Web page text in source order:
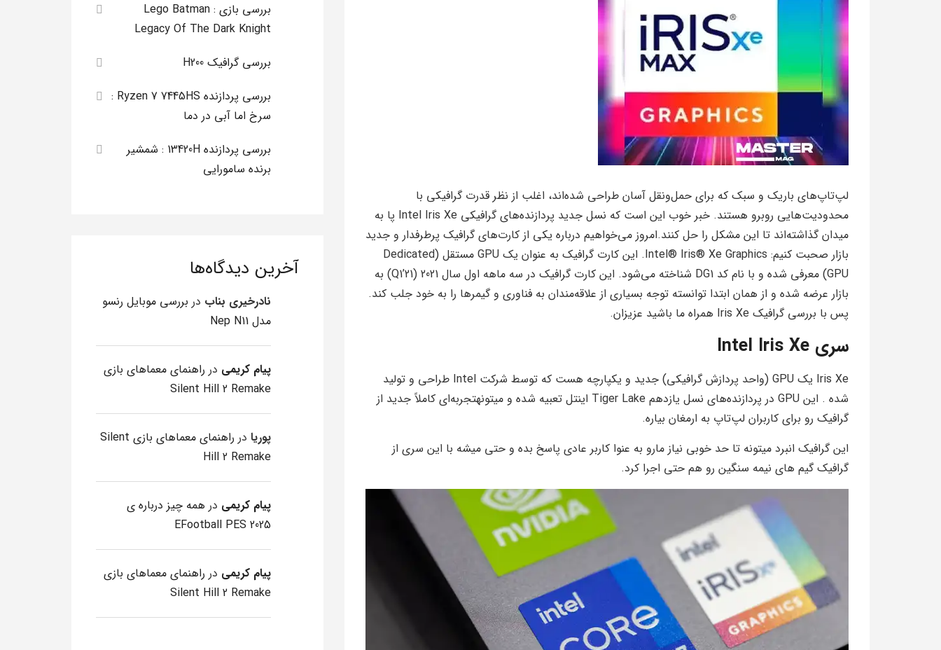
لپ‌تاپ‌های باریک و سبک که برای حمل‌ونقل آسان طراحی شده‌اند، اغلب از نظر قدرت گرافیکی با
محدودیت‌هایی روبرو هستند. خبر خوب این است که نسل جدید پردازنده‌های گرافیکی Intel Iris Xe پا به
میدان گذاشته‌اند تا این مشکل را حل کنند.امروز می‌خواهیم درباره یکی از کارت‌های گرافیک پرطرفدار و جدید
بازار صحبت کنیم: Intel® Iris® Xe Graphics. این کارت گرافیک به عنوان یک GPU مستقل (Dedicated
GPU) معرفی شده و با نام کد DG1 شناخته می‌شود. این کارت گرافیک در سه ماهه اول سال 2021 (Q1’21) به
بازار عرضه شده و از همان ابتدا توانسته توجه بسیاری از علاقه‌مندان به فناوری و گیمرها را به خود جلب کند.
پس با بررسی گرافیک Iris Xe همراه ما باشید عزیزان.
سری Intel Iris Xe
Iris Xe یک GPU (واحد پردازش گرافیکی) جدید و یکپارچه هست که توسط شرکت Intel طراحی و تولید
شده . این GPU در پردازنده‌های نسل یازدهم Tiger Lake اینتل تعبیه شده و میتونهتجربه‌ای کاملاً جدید از
گرافیک رو برای کاربران لپ‌تاپ به ارمغان بیاره.
این گرافیک انبرد میتونه تا حد خوبی نیاز مارو به عنوا کاربر عادی پاسخ بده و حتی میشه با این سری از
گرافیک گیم های نیمه سنگین رو هم حتی اجرا کرد.
بررسی بازی Lego Batman :
Legacy Of The Dark Knight
بررسی گرافیک H200
بررسی پردازنده Ryzen 7 7445HS :
سرخ اما آبی در دما
بررسی پردازنده 13420H : شمشیر
برنده سامورایی
آخرین دیدگاه‌ها
نادرخیری بناب در بررسی موبایل رنسو
مدل Nep N11
پیام کریمی در راهنمای معماهای بازی
Silent Hill 2 Remake
پوریا در
راهنمای معماهای بازی Silent
Hill 2 Remake
پیام کریمی در همه چیز درباره ی
EFootball PES 2025
پیام کریمی در راهنمای معماهای بازی
Silent Hill 2 Remake